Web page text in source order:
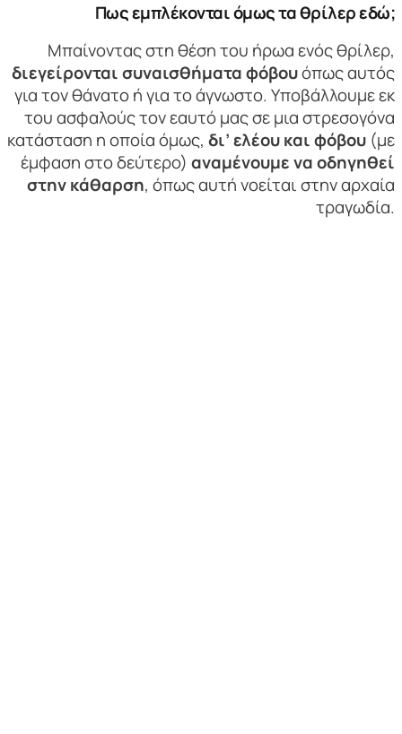
Πως εμπλέκονται όμως τα θρίλερ εδώ;
Μπαίνοντας στη θέση του ήρωα ενός θρίλερ,
διεγείρονται συναισθήματα φόβουόπως αυτός
για τον θάνατο ή για το άγνωστο. Υποβάλλουμε εκ
του ασφαλούς τον εαυτό μας σε μια στρεσογόνα
κατάσταση η οποία όμως, δι’ ελέου και φόβου (με
έμφαση στο δεύτερο) αναμένουμε να οδηγηθεί
στην κάθαρση, όπως αυτή νοείται στην αρχαία
τραγωδία.